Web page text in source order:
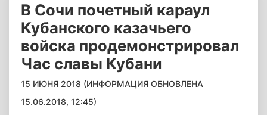
В Сочи почетный караул
Кубанского казачьего
войска продемонстрировал
Час славы Кубани
15 ИЮНЯ 2018 (ИНФОРМАЦИЯ ОБНОВЛЕНА
15.06.2018, 12:45)